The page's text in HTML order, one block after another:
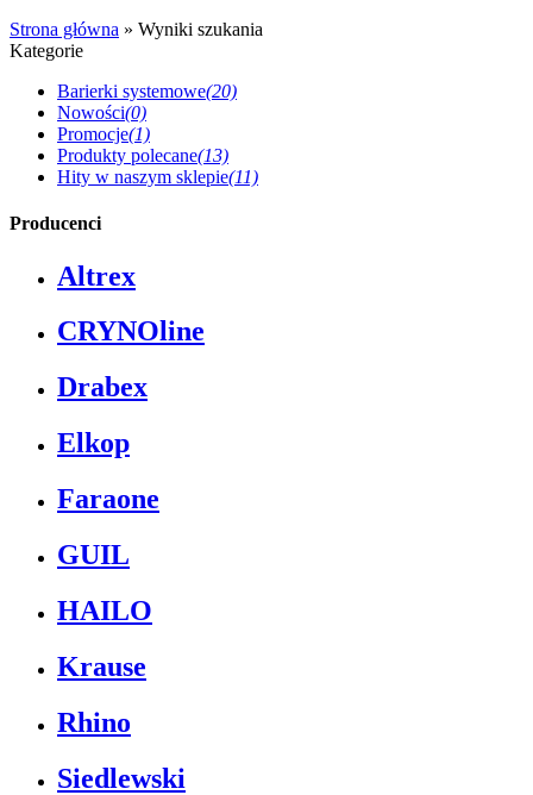
Strona główna » Wyniki szukania
Kategorie
Barierki systemowe(20)
Nowości(0)
Promocje(1)
Produkty polecane(13)
Hity w naszym sklepie(11)
Producenci
Altrex
CRYNOline
Drabex
Elkop
Faraone
GUIL
HAILO
Krause
Rhino
Siedlewski